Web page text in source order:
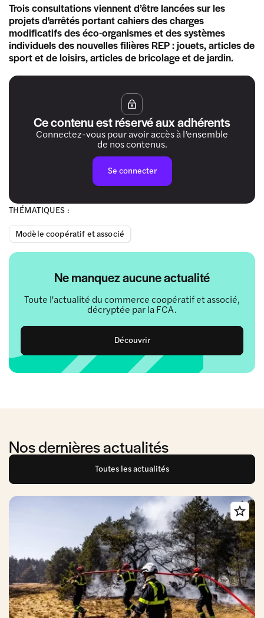
THÉMATIQUES :
Modèle coopératif et associé
Ne manquez aucune actualité
Toute l'actualité du commerce coopératif et associé,
décryptée par la FCA.
Découvrir
Trois consultations viennent d’être lancées sur les
projets d'arrêtés portant cahiers des charges
modificatifs des éco-organismes et des systèmes
individuels des nouvelles filières REP : jouets, articles de
sport et de loisirs, articles de bricolage et de jardin.
Ce contenu est réservé aux adhérents
Connectez-vous pour avoir accès à l’ensemble
de nos contenus.
Se connecter
Nos dernières actualités
Toutes les actualités